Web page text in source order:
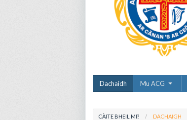
Dachaidh Mu ACG
CÀITE BHEIL MI? DACHAIGH